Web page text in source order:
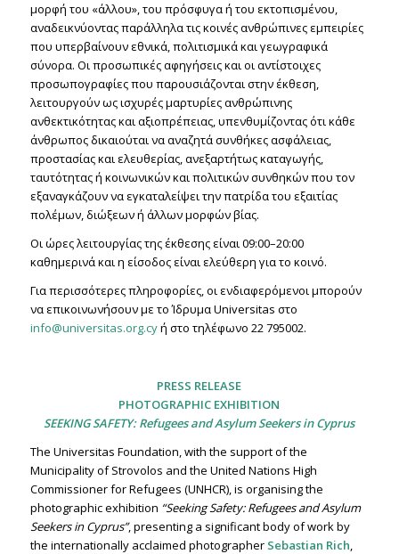
μορφή του «άλλου», του πρόσφυγα ή του εκτοπισμένου,
αναδεικνύοντας παράλληλα τις κοινές ανθρώπινες εμπειρίες
που υπερβαίνουν εθνικά, πολιτισμικά και γεωγραφικά
σύνορα. Οι προσωπικές αφηγήσεις και οι αντίστοιχες
προσωπογραφίες που παρουσιάζονται στην έκθεση,
λειτουργούν ως ισχυρές μαρτυρίες ανθρώπινης
ανθεκτικότητας και αξιοπρέπειας, υπενθυμίζοντας ότι κάθε
άνθρωπος δικαιούται να αναζητά συνθήκες ασφάλειας,
προστασίας και ελευθερίας, ανεξαρτήτως καταγωγής,
ταυτότητας ή κοινωνικών και πολιτικών συνθηκών που τον
εξαναγκάζουν να εγκαταλείψει την πατρίδα του εξαιτίας
πολέμων, διώξεων ή άλλων μορφών βίας.
Οι ώρες λειτουργίας της έκθεσης είναι 09:00–20:00
καθημερινά και η είσοδος είναι ελεύθερη για το κοινό.
Για περισσότερες πληροφορίες, οι ενδιαφερόμενοι μπορούν
να επικοινωνήσουν με το Ίδρυμα Universitas στο
info@universitas.org.cyή στο τηλέφωνο 22 795002.
PRESS RELEASE
PHOTOGRAPHIC EXHIBITION
SEEKING SAFETY: Refugees and Asylum Seekers in Cyprus
The Universitas Foundation, with the support of the
Municipality of Strovolos and the United Nations High
Commissioner for Refugees (UNHCR), is organising the
photographic exhibition “Seeking Safety: Refugees and Asylum
Seekers in Cyprus”, presenting a significant body of work by
the internationally acclaimed photographer Sebastian Rich